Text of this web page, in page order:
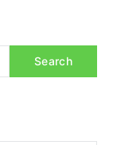
Search